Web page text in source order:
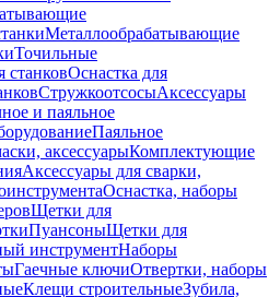
Металлообрабатывающие
Точильные
Оснастка для
СтружкоотсосыАксессуары
и паяльное
Паяльное
аксессуарыКомплектующие
Аксессуары для сварки,
Оснастка, наборы
Щетки для
ПуансоныЩетки для
инструментНаборы
Гаечные ключиОтвертки, наборы
Клещи строительныеЗубила,